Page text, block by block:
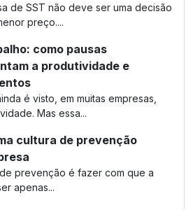
de SST não deve ser uma decisão
preço....
como pausas
a produtividade e
é visto, em muitas empresas,
Mas essa...
cultura de prevenção
prevenção é fazer com que a
apenas...